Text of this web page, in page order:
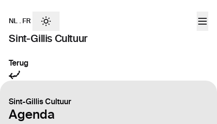
Sint-Gillis Cultuur
NL . FR
Terug
Sint-Gillis Cultuur
Agenda